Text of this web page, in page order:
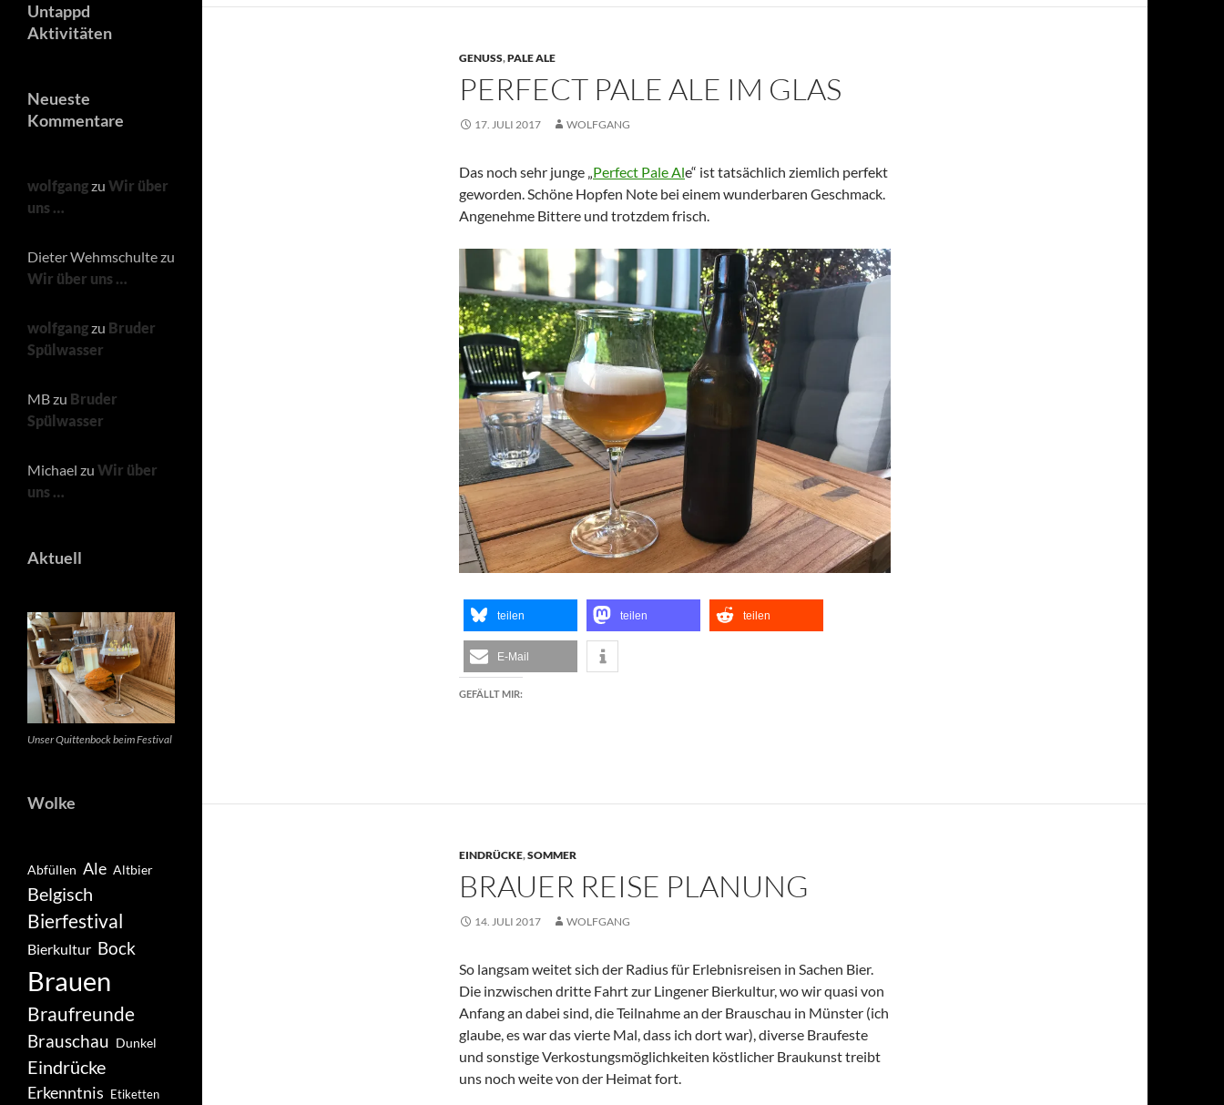
GENUSS,PALE ALE
PERFECT PALE ALE IM GLAS
17. JULI 2017 WOLFGANG
Das noch sehr junge „Perfect Pale Ale“ ist tatsächlich ziemlich perfekt
geworden. Schöne Hopfen Note bei einem wunderbaren Geschmack.
Angenehme Bittere und trotzdem frisch.
teilen teilen teilen
E-Mail
GEFÄLLT MIR:
EINDRÜCKE,SOMMER
BRAUER REISE PLANUNG
14. JULI 2017 WOLFGANG
So langsam weitet sich der Radius für Erlebnisreisen in Sachen Bier.
Die inzwischen dritte Fahrt zur Lingener Bierkultur, wo wir quasi von
Anfang an dabei sind, die Teilnahme an der Brauschau in Münster (ich
glaube, es war das vierte Mal, dass ich dort war), diverse Braufeste
und sonstige Verkostungsmöglichkeiten köstlicher Braukunst treibt
uns noch weite von der Heimat fort.
Untappd
Aktivitäten
Neueste
Kommentare
wolfgangzu Wir über
uns …
Dieter Wehmschultezu
Wir über uns …
wolfgangzu Bruder
Spülwasser
MBzu Bruder
Spülwasser
Michael zu Wir über
uns …
Aktuell
Unser Quittenbock beim Festival
Wolke
Abfüllen Ale Altbier
Belgisch
Bierfestival
Bierkultur Bock
Brauen
Braufreunde
Brauschau Dunkel
Eindrücke
Erkenntnis Etiketten